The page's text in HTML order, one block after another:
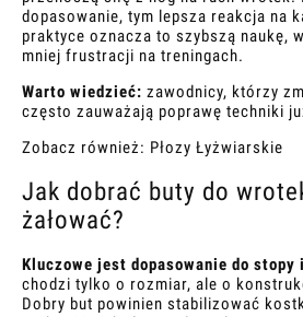
dopasowanie, tym lepsza reakcja na
praktyce oznacza to szybszą naukę,
mniej frustracji na treningach.
Warto wiedzieć: zawodnicy, którzy
często zauważają poprawę techniki
Zobacz również: Płozy Łyżwiarskie
Jak dobrać buty do
żałować?
Kluczowe jest dopasowanie do
chodzi tylko o rozmiar, ale o
Dobry but powinien stabilizować